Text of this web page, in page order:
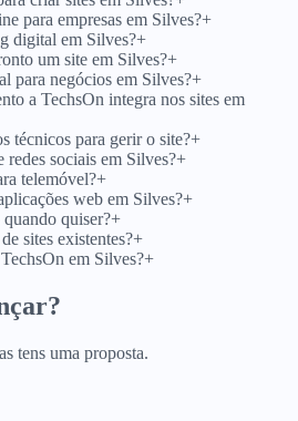
para empresas em Silves?+
digital em Silves?+
um site em Silves?+
para negócios em Silves?+
a TechsOn integra nos sites em
técnicos para gerir o site?+
redes sociais em Silves?+
telemóvel?+
web em Silves?+
quiser?+
sites existentes?+
em Silves?+
tens uma proposta.